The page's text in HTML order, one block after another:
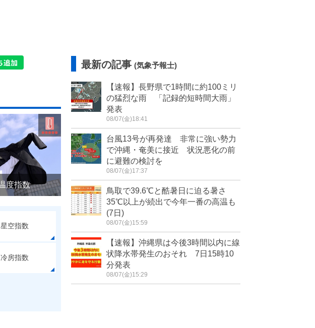
度指数
星空指数
冷房指数
最新の記事 (気象予報士)
【速報】長野県で1時間に約100ミリ
の猛烈な雨 「記録的短時間大雨」
発表
08/07(金)18:41
台風13号が再発達 非常に強い勢力
で沖縄・奄美に接近 状況悪化の前
に避難の検討を
08/07(金)17:37
鳥取で39.6℃と酷暑日に迫る暑さ
35℃以上が続出で今年一番の高温も
(7日)
08/07(金)15:59
【速報】沖縄県は今後3時間以内に線
状降水帯発生のおそれ 7日15時10
分発表
08/07(金)15:29